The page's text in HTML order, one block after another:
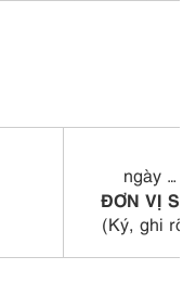
ngày …
ĐƠN VỊ
(Ký, ghi rõ